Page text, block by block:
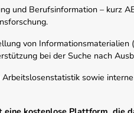
und Berufsinformation – kurz
von
bei der Suche nach
sowie